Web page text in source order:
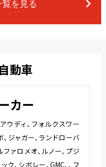
を見る
動車
カー
アウディ、フォルクスワー
、ジャガー、ランドローバ
ファロメオ、ルノー、プジ
ク、シボレー、GMC、、フ